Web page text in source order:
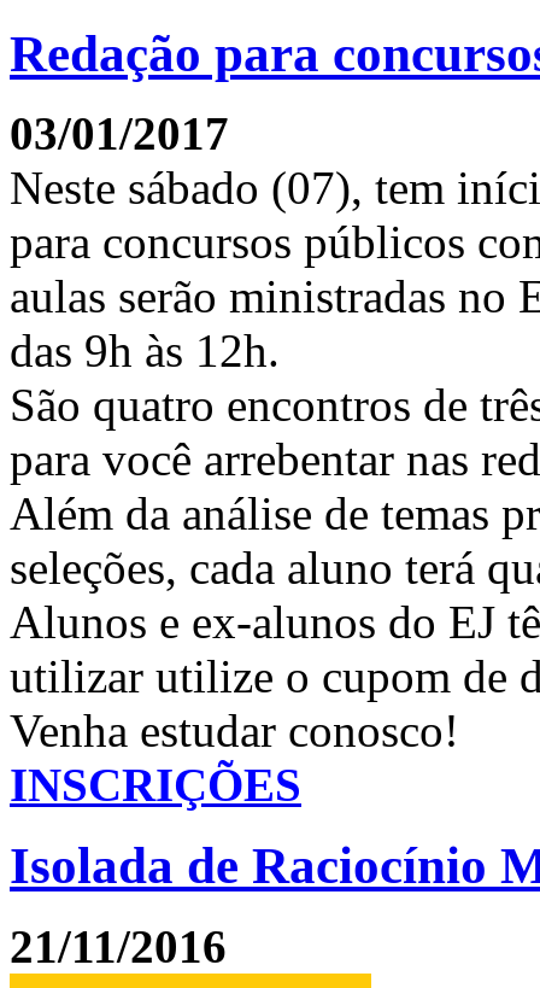
Redação para
03/01/2017
Neste sábado (07), tem
para concursos públicos
aulas serão ministradas no
das 9h às 12h.
São quatro encontros de
para você arrebentar nas
Além da análise de temas
seleções, cada aluno terá
Alunos e ex-alunos do EJ
utilizar utilize o cupom de
Venha estudar conosco!
INSCRIÇÕES
Isolada de Raciocínio
21/11/2016